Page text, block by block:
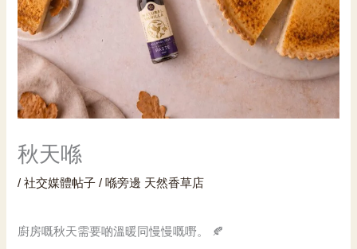
秋天喺
/社交媒體帖子 / 喺旁邊 天然香草店
廚房嘅秋天需要啲溫暖同慢慢嘅嘢。 🍂